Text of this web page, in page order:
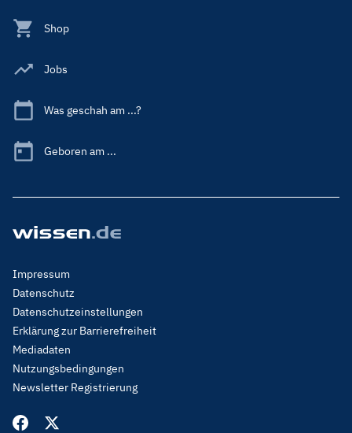
Shop
Jobs
Was geschah am ...?
Geboren am ...
Footer
Menu
Legal
Impressum
Datenschutz
Datenschutzeinstellungen
Erklärung zur Barrierefreiheit
Mediadaten
Nutzungsbedingungen
Newsletter Registrierung